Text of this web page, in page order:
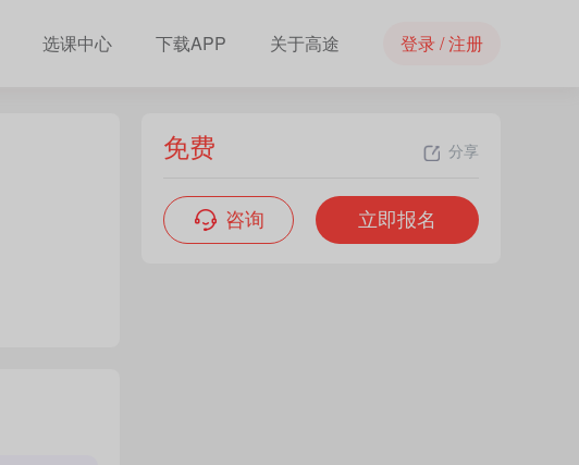
选课中心 下载APP 关于高途 登录 / 注册
免费 分享
咨询 立即报名